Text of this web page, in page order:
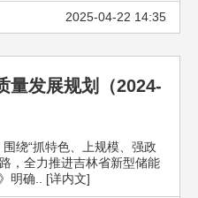
2025-04-22 14:35
量发展规划（2024-
绕“抓特色、上规模、强政
，全力推进吉林省新型储能
明确.. [详内文]